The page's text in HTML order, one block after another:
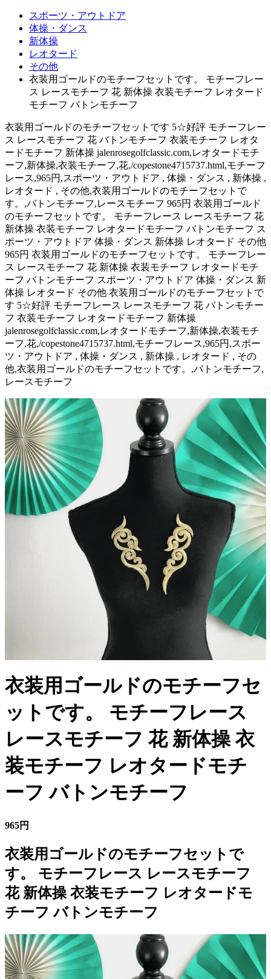
スポーツ・アウトドア
体操・ダンス
新体操
レオタード
その他
衣装用ゴールドのモチーフセットです。 モチーフレー
ス レースモチーフ 花 新体操 衣装モチーフ レオタード
モチーフ バトンモチーフ
衣装用ゴールドのモチーフセットです 5☆好評 モチーフレー
ス レースモチーフ 花 バトンモチーフ 衣装モチーフ レオタ
ードモチーフ 新体操 jalenrosegolfclassic.com,レオタードモチ
ーフ,新体操,衣装モチーフ,花,/copestone4715737.html,モチーフ
レース,965円,スポーツ・アウトドア , 体操・ダンス , 新体操 ,
レオタード , その他,衣装用ゴールドのモチーフセットで
す。,バトンモチーフ,レースモチーフ 965円 衣装用ゴールド
のモチーフセットです。 モチーフレース レースモチーフ 花
新体操 衣装モチーフ レオタードモチーフ バトンモチーフ ス
ポーツ・アウトドア 体操・ダンス 新体操 レオタード その他
965円 衣装用ゴールドのモチーフセットです。 モチーフレー
ス レースモチーフ 花 新体操 衣装モチーフ レオタードモチ
ーフ バトンモチーフ スポーツ・アウトドア 体操・ダンス 新
体操 レオタード その他 衣装用ゴールドのモチーフセットで
す 5☆好評 モチーフレース レースモチーフ 花 バトンモチー
フ 衣装モチーフ レオタードモチーフ 新体操
jalenrosegolfclassic.com,レオタードモチーフ,新体操,衣装モチ
ーフ,花,/copestone4715737.html,モチーフレース,965円,スポー
ツ・アウトドア , 体操・ダンス , 新体操 , レオタード , その
他,衣装用ゴールドのモチーフセットです。,バトンモチーフ,
レースモチーフ
衣装用ゴールドのモチーフセ
ットです。 モチーフレース
レースモチーフ 花 新体操 衣
装モチーフ レオタードモチ
ーフ バトンモチーフ
965円
衣装用ゴールドのモチーフセットで
す。 モチーフレース レースモチーフ
花 新体操 衣装モチーフ レオタードモ
チーフ バトンモチーフ